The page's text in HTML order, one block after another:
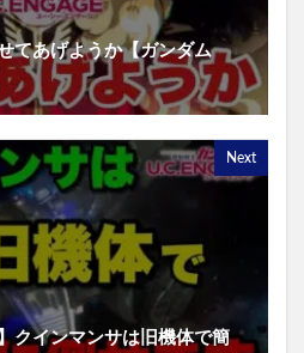
てあげようか【ガンダム
Next
クインマンサは旧機体で簡